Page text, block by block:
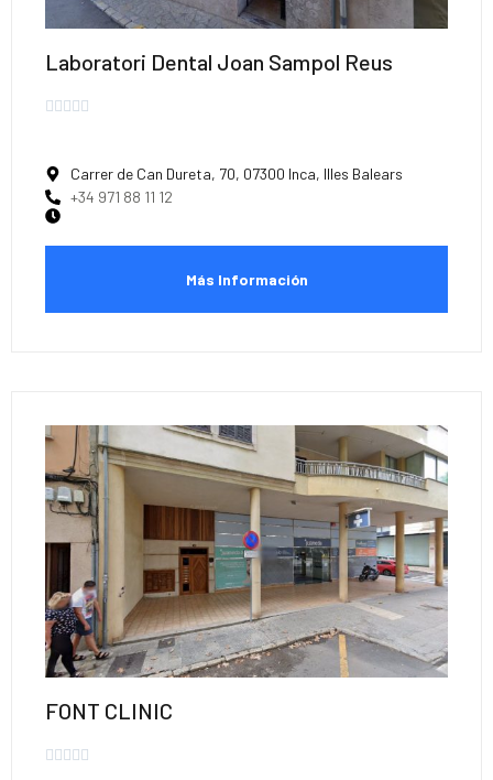
Laboratori Dental Joan Sampol Reus
    
Carrer de Can Dureta, 70, 07300 Inca, Illes Balears
+34 971 88 11 12
Más Información
FONT CLINIC
    